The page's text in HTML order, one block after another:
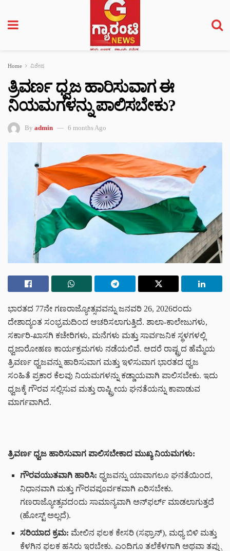
Home ವಿಶೇಷ
ತ್ರಿವರ್ಣ ಧ್ವಜ ಹಾರಿಸುವಾಗ ಈ
ನಿಯಮಗಳನ್ನು ಪಾಲಿಸಬೇಕು?
By admin 6 months Ago
ಭಾರತದ 77ನೇ ಗಣರಾಜ್ಯೋತ್ಸವವನ್ನು ಜನವರಿ 26, 2026ರಂದು
ದೇಶಾದ್ಯಂತ ಸಂಭ್ರಮದಿಂದ ಆಚರಿಸಲಾಗುತ್ತಿದೆ. ಶಾಲಾ-ಕಾಲೇಜುಗಳು,
ಸರ್ಕಾರಿ-ಖಾಸಗಿ ಕಚೇರಿಗಳು, ಮನೆಗಳು ಮತ್ತು ಸಾರ್ವಜನಿಕ ಸ್ಥಳಗಳಲ್ಲಿ
ಧ್ವಜಾರೋಹಣ ಕಾರ್ಯಕ್ರಮಗಳು ನಡೆಯಲಿವೆ. ಆದರೆ ರಾಷ್ಟ್ರದ ಹೆಮ್ಮೆಯ
ತ್ರಿವರ್ಣ ಧ್ವಜವನ್ನು ಹಾರಿಸುವಾಗ ಮತ್ತು ಇಳಿಸುವಾಗ ಭಾರತದ ಧ್ವಜ
ಸಂಹಿತೆ ಪ್ರಕಾರ ಕೆಲವು ನಿಯಮಗಳನ್ನು ಕಡ್ಡಾಯವಾಗಿ ಪಾಲಿಸಬೇಕು. ಇದು
ಧ್ವಜಕ್ಕೆ ಗೌರವ ಸಲ್ಲಿಸುವ ಮತ್ತು ರಾಷ್ಟ್ರೀಯ ಘನತೆಯನ್ನು ಕಾಪಾಡುವ
ಮಾರ್ಗವಾಗಿದೆ.
ತ್ರಿವರ್ಣ ಧ್ವಜ ಹಾರಿಸುವಾಗ ಪಾಲಿಸಬೇಕಾದ ಮುಖ್ಯ ನಿಯಮಗಳು:
ಗೌರವಯುತವಾಗಿ ಹಾರಿಸಿ: ಧ್ವಜವನ್ನು ಯಾವಾಗಲೂ ಘನತೆಯಿಂದ,
ನಿಧಾನವಾಗಿ ಮತ್ತು ಗೌರವಪೂರ್ವಕವಾಗಿ ಏರಿಸಬೇಕು.
ಗಣರಾಜ್ಯೋತ್ಸವದಂದು ಸಾಮಾನ್ಯವಾಗಿ ಅನ್‌ಫರ್ಲ್ ಮಾಡಲಾಗುತ್ತದೆ
(ಹೋಸ್ಟ್ ಅಲ್ಲದೆ).
ಸರಿಯಾದ ಕ್ರಮ: ಮೇಲಿನ ಫಲಕ ಕೇಸರಿ (ಸಫ್ರಾನ್), ಮಧ್ಯ ಬಿಳಿ ಮತ್ತು
ಕೆಳಗಿನ ಫಲಕ ಹಸಿರು ಇರಬೇಕು. ಎಂದಿಗೂ ತಲೆಕೆಳಗಾಗಿ ಅಥವಾ ತಪ್ಪು